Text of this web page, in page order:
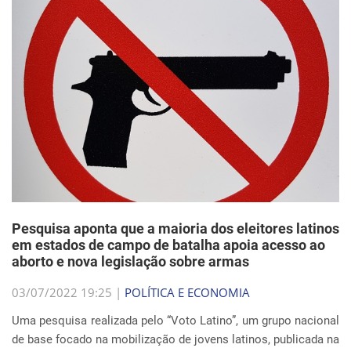
Pesquisa aponta que a maioria dos eleitores latinos
em estados de campo de batalha apoia acesso ao
aborto e nova legislação sobre armas
03/07/2022 19:25 | POLÍTICA E ECONOMIA
Uma pesquisa realizada pelo “Voto Latino”, um grupo nacional
de base focado na mobilização de jovens latinos, publicada na